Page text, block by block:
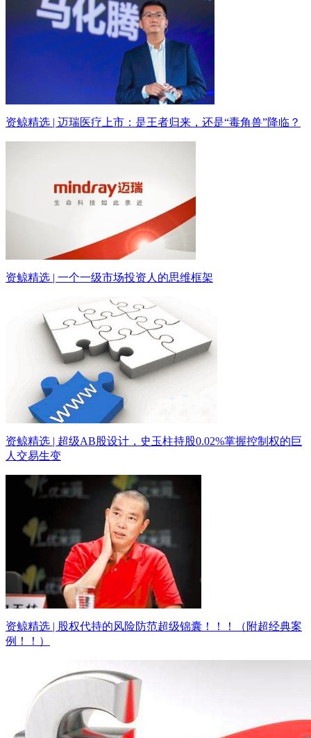
资鲸精选 | 迈瑞医疗上市：是王者归来，还是“毒角兽”降临？
资鲸精选 | 一个一级市场投资人的思维框架
资鲸精选 | 超级AB股设计，史玉柱持股0.02%掌握控制权的巨
人交易生变
资鲸精选 | 股权代持的风险防范超级锦囊！！！（附超经典案
例！！）